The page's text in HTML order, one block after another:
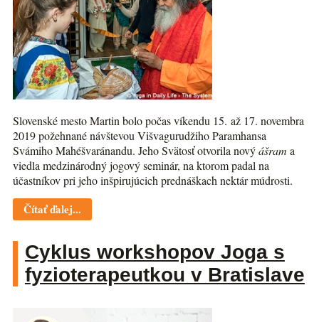
Slovenské mesto Martin bolo počas víkendu 15. až 17. novembra
2019 požehnané návštevou Višvagurudžiho Paramhansa
Svámiho Mahéšvaránandu. Jeho Svätosť otvorila novýášram a
viedla medzinárodný jogový seminár, na ktorom padal na
účastníkov pri jeho inšpirujúcich prednáškach nektár múdrosti.
Čítať ďalej...
Cyklus workshopov Joga s
fyzioterapeutkou v Bratislave